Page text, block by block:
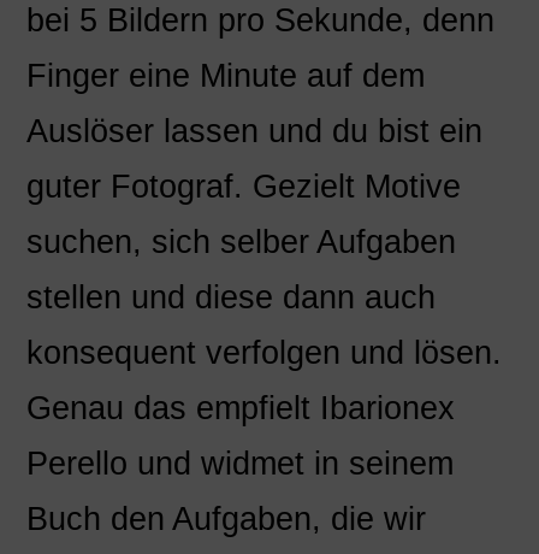
bei 5 Bildern pro Sekunde, denn
Finger eine Minute auf dem
Auslöser lassen und du bist ein
guter Fotograf. Gezielt Motive
suchen, sich selber Aufgaben
stellen und diese dann auch
konsequent verfolgen und lösen.
Genau das empfielt Ibarionex
Perello und widmet in seinem
Buch den Aufgaben, die wir